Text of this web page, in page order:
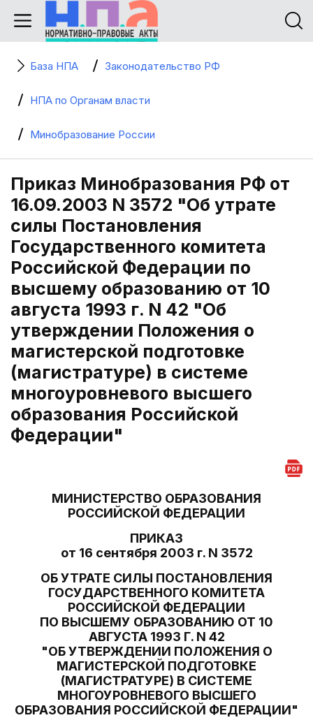
База НПА Законодательство РФ
НПА по Органам власти
Минобразование России
Приказ Минобразования РФ от
16.09.2003 N 3572 "Об утрате
силы Постановления
Государственного комитета
Российской Федерации по
высшему образованию от 10
августа 1993 г. N 42 "Об
утверждении Положения о
магистерской подготовке
(магистратуре) в системе
многоуровневого высшего
образования Российской
Федерации"
МИНИСТЕРСТВО ОБРАЗОВАНИЯ
РОССИЙСКОЙ ФЕДЕРАЦИИ
ПРИКАЗ
от 16 сентября 2003 г. N 3572
ОБ УТРАТЕ СИЛЫ ПОСТАНОВЛЕНИЯ
ГОСУДАРСТВЕННОГО КОМИТЕТА
РОССИЙСКОЙ ФЕДЕРАЦИИ
ПО ВЫСШЕМУ ОБРАЗОВАНИЮ ОТ 10
АВГУСТА 1993 Г. N 42
"ОБ УТВЕРЖДЕНИИ ПОЛОЖЕНИЯ О
МАГИСТЕРСКОЙ ПОДГОТОВКЕ
(МАГИСТРАТУРЕ) В СИСТЕМЕ
МНОГОУРОВНЕВОГО ВЫСШЕГО
ОБРАЗОВАНИЯ РОССИЙСКОЙ ФЕДЕРАЦИИ"